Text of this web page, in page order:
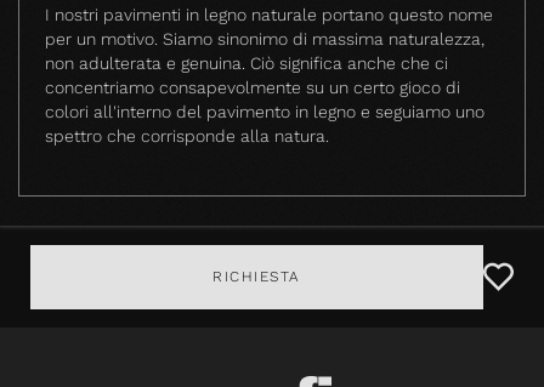
I nostri pavimenti in legno naturale portano questo nome
per un motivo. Siamo sinonimo di massima naturalezza,
non adulterata e genuina. Ciò significa anche che ci
concentriamo consapevolmente su un certo gioco di
colori all'interno del pavimento in legno e seguiamo uno
spettro che corrisponde alla natura.
RICHIESTA